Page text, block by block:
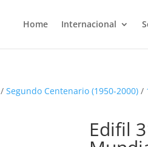
Home Internacional
/Segundo Centenario (1950-2000) /
Edifil